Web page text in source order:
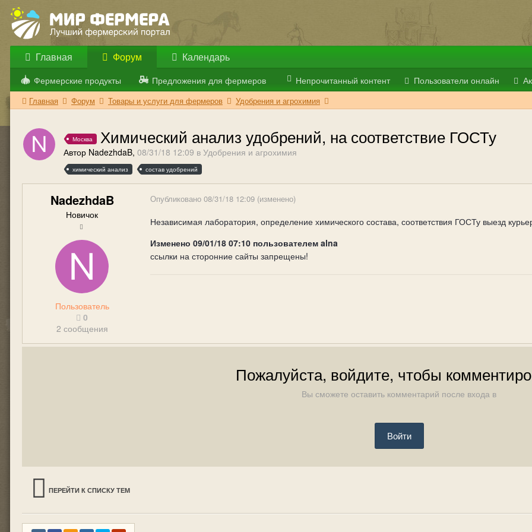
Главная Форум
Фермерские продукты Предложения для фермеров Непрочитанный контент Пользователи онлайн
Календарь
Главная Форум Товары и услуги для фермеров Удобрения и агрохимия
Москва Химический анализ удобрений, на соответствие ГОСТу
Автор NadezhdaB, 08/31/18 12:09 в Удобрения и агрохимия
химический анализ состав удобрений
NadezhdaB
Новичок
Пользователь
0
2 сообщения
Опубликовано 08/31/18 12:09 (изменено)
Независимая лаборатория, определение химического состава, соответствия ГОСТу выезд
Изменено 09/01/18 07:10 пользователем alna
ссылки на сторонние сайты запрещены!
Пожалуйста, войдите, чтобы
Вы сможете оставить комментарий после входа в
Войти
ПЕРЕЙТИ К СПИСКУ ТЕМ